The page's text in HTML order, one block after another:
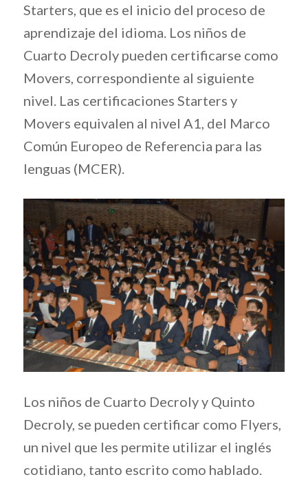
Starters, que es el inicio del proceso de
aprendizaje del idioma. Los niños de
Cuarto Decroly pueden certificarse como
Movers, correspondiente al siguiente
nivel. Las certificaciones Starters y
Movers equivalen al nivel A1, del Marco
Común Europeo de Referencia para las
lenguas (MCER).
Los niños de Cuarto Decroly y Quinto
Decroly, se pueden certificar como Flyers,
un nivel que les permite utilizar el inglés
cotidiano, tanto escrito como hablado.